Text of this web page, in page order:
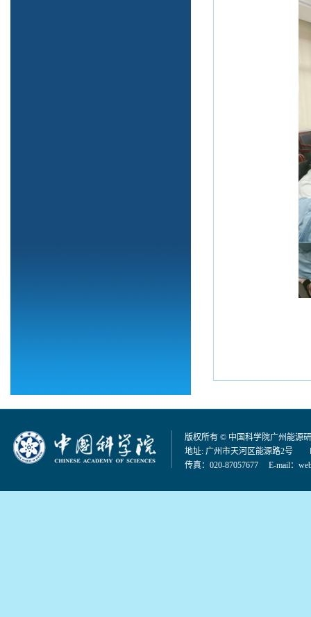
版权所有 © 中国科学院广州能源
地址: 广州市天河区能源路2号
传真：020-87057677 E-mail：